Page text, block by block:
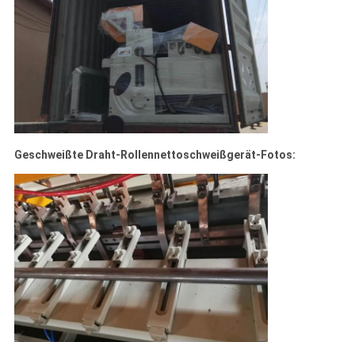
Geschweißte Draht-Rollennettoschweißgerät-Fotos: